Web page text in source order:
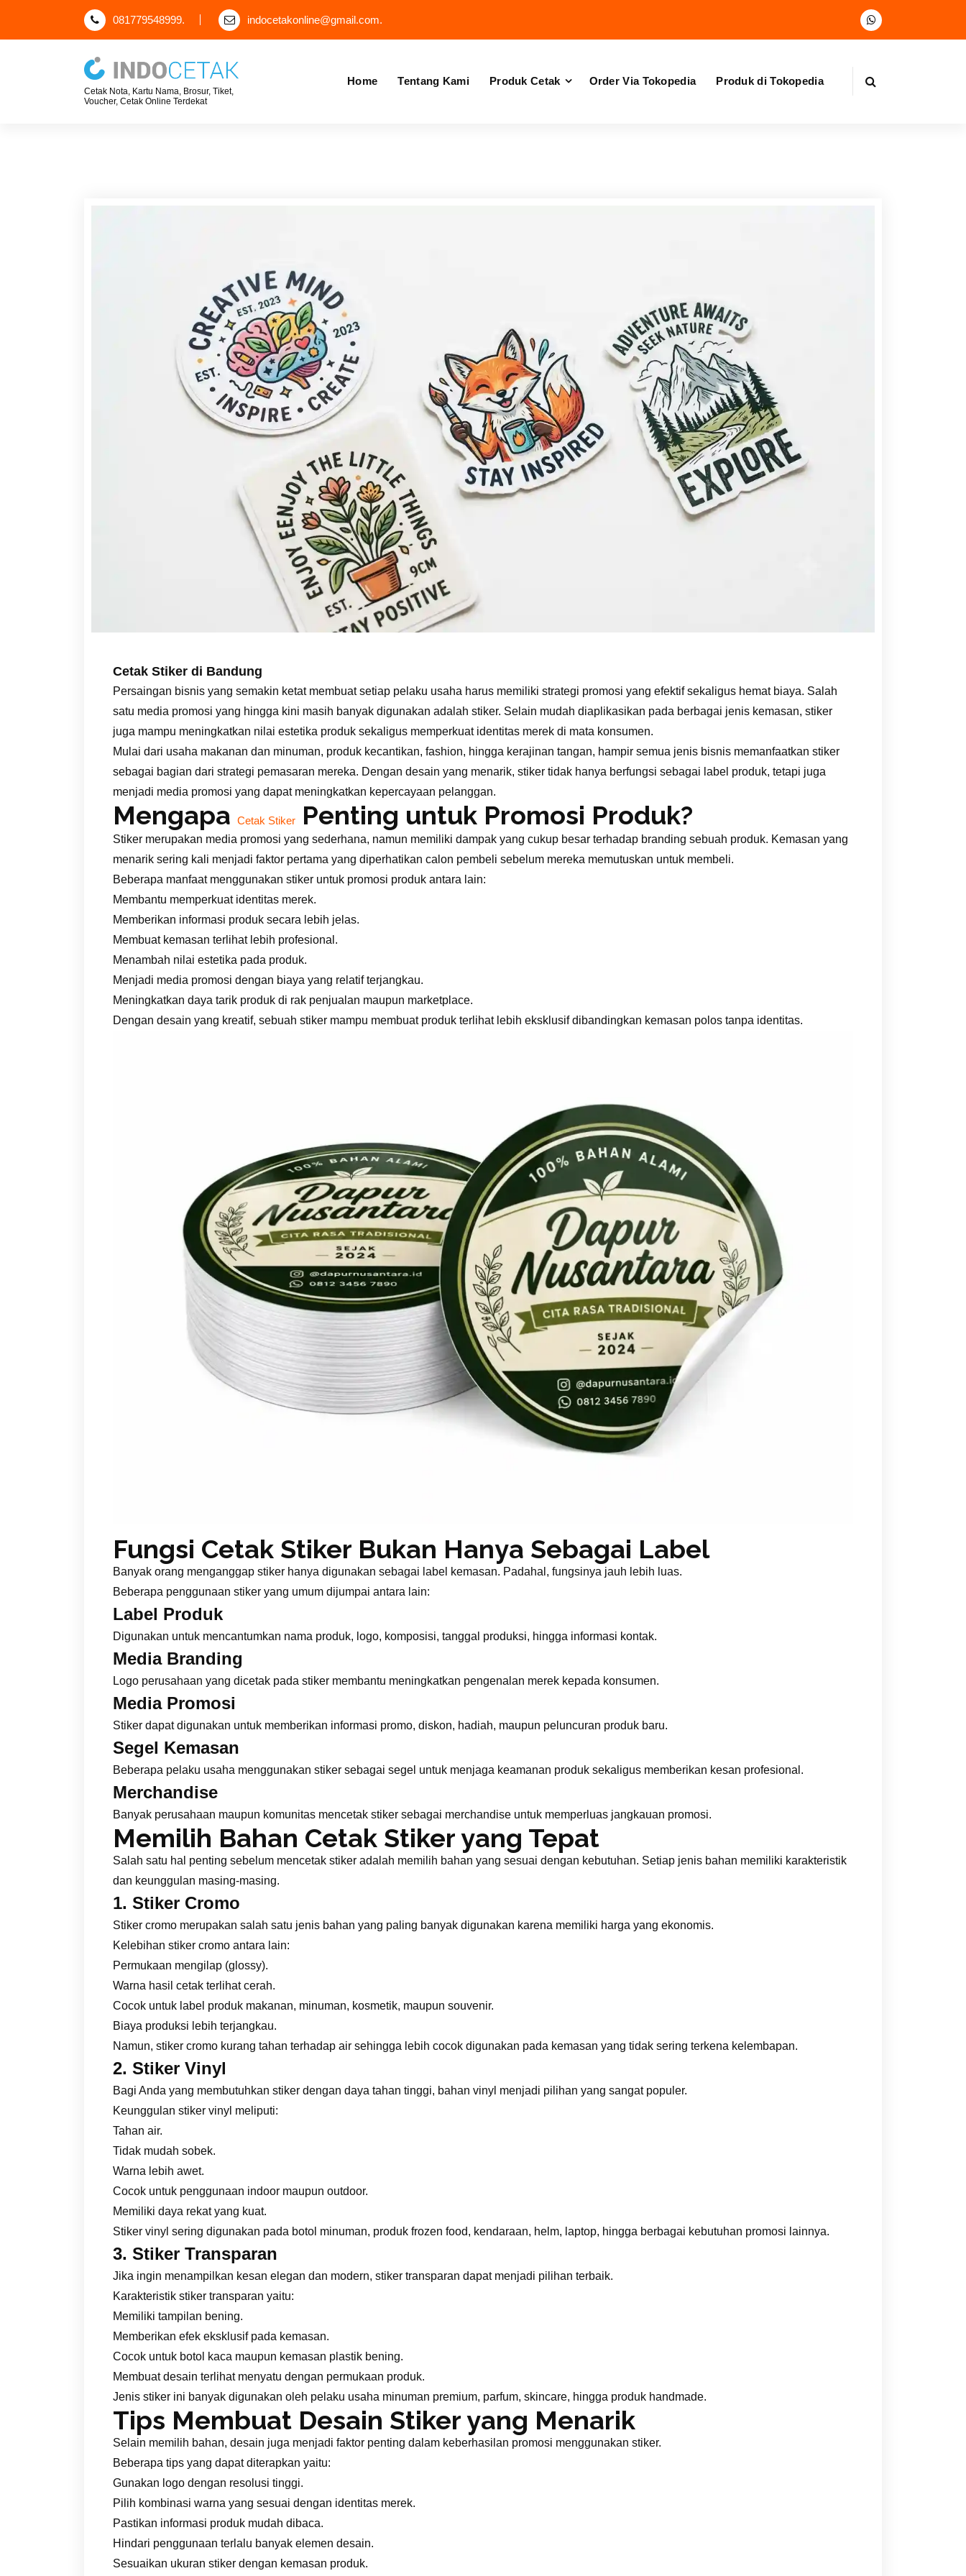
i
081779548999. indocetakonline@gmail.com.
Cetak Nota, Kartu Nama, Brosur, Tiket,
Voucher, Cetak Online Terdekat
Home Tentang Kami Produk Cetak Order Via Tokopedia Produk di Tokopedia
Cetak Stiker di Bandung
Persaingan bisnis yang semakin ketat membuat setiap pelaku usaha harus memiliki strategi promosi yang efektif sekaligus hemat biaya. Salah
satu media promosi yang hingga kini masih banyak digunakan adalah stiker. Selain mudah diaplikasikan pada berbagai jenis kemasan, stiker
juga mampu meningkatkan nilai estetika produk sekaligus memperkuat identitas merek di mata konsumen.
Mulai dari usaha makanan dan minuman, produk kecantikan, fashion, hingga kerajinan tangan, hampir semua jenis bisnis memanfaatkan stiker
sebagai bagian dari strategi pemasaran mereka. Dengan desain yang menarik, stiker tidak hanya berfungsi sebagai label produk, tetapi juga
menjadi media promosi yang dapat meningkatkan kepercayaan pelanggan.
Mengapa Cetak Stiker Penting untuk Promosi Produk?
Stiker merupakan media promosi yang sederhana, namun memiliki dampak yang cukup besar terhadap branding sebuah produk. Kemasan yang
menarik sering kali menjadi faktor pertama yang diperhatikan calon pembeli sebelum mereka memutuskan untuk membeli.
Beberapa manfaat menggunakan stiker untuk promosi produk antara lain:
Membantu memperkuat identitas merek.
Memberikan informasi produk secara lebih jelas.
Membuat kemasan terlihat lebih profesional.
Menambah nilai estetika pada produk.
Menjadi media promosi dengan biaya yang relatif terjangkau.
Meningkatkan daya tarik produk di rak penjualan maupun marketplace.
Dengan desain yang kreatif, sebuah stiker mampu membuat produk terlihat lebih eksklusif dibandingkan kemasan polos tanpa identitas.
Fungsi Cetak Stiker Bukan Hanya Sebagai Label
Banyak orang menganggap stiker hanya digunakan sebagai label kemasan. Padahal, fungsinya jauh lebih luas.
Beberapa penggunaan stiker yang umum dijumpai antara lain:
Label Produk
Digunakan untuk mencantumkan nama produk, logo, komposisi, tanggal produksi, hingga informasi kontak.
Media Branding
Logo perusahaan yang dicetak pada stiker membantu meningkatkan pengenalan merek kepada konsumen.
Media Promosi
Stiker dapat digunakan untuk memberikan informasi promo, diskon, hadiah, maupun peluncuran produk baru.
Segel Kemasan
Beberapa pelaku usaha menggunakan stiker sebagai segel untuk menjaga keamanan produk sekaligus memberikan kesan profesional.
Merchandise
Banyak perusahaan maupun komunitas mencetak stiker sebagai merchandise untuk memperluas jangkauan promosi.
Memilih Bahan Cetak Stiker yang Tepat
Salah satu hal penting sebelum mencetak stiker adalah memilih bahan yang sesuai dengan kebutuhan. Setiap jenis bahan memiliki karakteristik
dan keunggulan masing-masing.
1. Stiker Cromo
Stiker cromo merupakan salah satu jenis bahan yang paling banyak digunakan karena memiliki harga yang ekonomis.
Kelebihan stiker cromo antara lain:
Permukaan mengilap (glossy).
Warna hasil cetak terlihat cerah.
Cocok untuk label produk makanan, minuman, kosmetik, maupun souvenir.
Biaya produksi lebih terjangkau.
Namun, stiker cromo kurang tahan terhadap air sehingga lebih cocok digunakan pada kemasan yang tidak sering terkena kelembapan.
2. Stiker Vinyl
Bagi Anda yang membutuhkan stiker dengan daya tahan tinggi, bahan vinyl menjadi pilihan yang sangat populer.
Keunggulan stiker vinyl meliputi:
Tahan air.
Tidak mudah sobek.
Warna lebih awet.
Cocok untuk penggunaan indoor maupun outdoor.
Memiliki daya rekat yang kuat.
Stiker vinyl sering digunakan pada botol minuman, produk frozen food, kendaraan, helm, laptop, hingga berbagai kebutuhan promosi lainnya.
3. Stiker Transparan
Jika ingin menampilkan kesan elegan dan modern, stiker transparan dapat menjadi pilihan terbaik.
Karakteristik stiker transparan yaitu:
Memiliki tampilan bening.
Memberikan efek eksklusif pada kemasan.
Cocok untuk botol kaca maupun kemasan plastik bening.
Membuat desain terlihat menyatu dengan permukaan produk.
Jenis stiker ini banyak digunakan oleh pelaku usaha minuman premium, parfum, skincare, hingga produk handmade.
Tips Membuat Desain Stiker yang Menarik
Selain memilih bahan, desain juga menjadi faktor penting dalam keberhasilan promosi menggunakan stiker.
Beberapa tips yang dapat diterapkan yaitu:
Gunakan logo dengan resolusi tinggi.
Pilih kombinasi warna yang sesuai dengan identitas merek.
Pastikan informasi produk mudah dibaca.
Hindari penggunaan terlalu banyak elemen desain.
Sesuaikan ukuran stiker dengan kemasan produk.